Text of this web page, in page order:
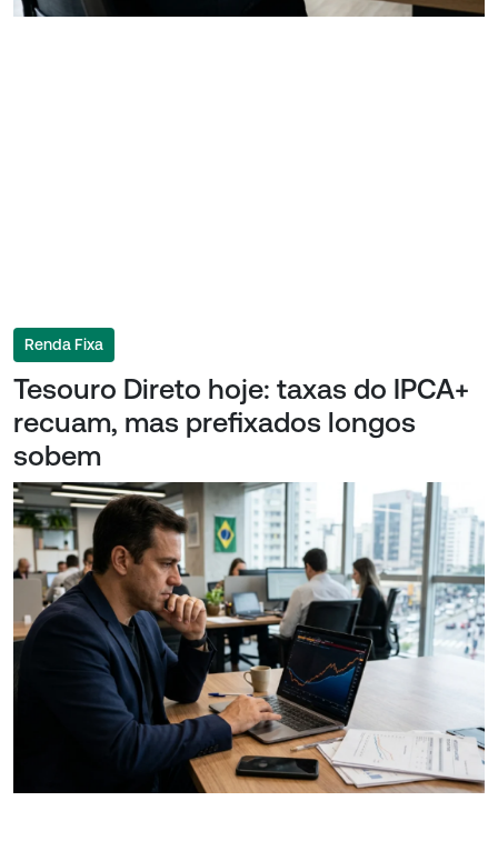
Renda Fixa
Tesouro Direto hoje: taxas do IPCA+
recuam, mas prefixados longos
sobem